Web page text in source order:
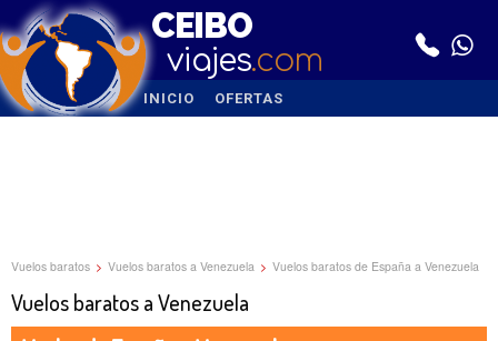
CEIBO
viajes.com
INICIO OFERTAS